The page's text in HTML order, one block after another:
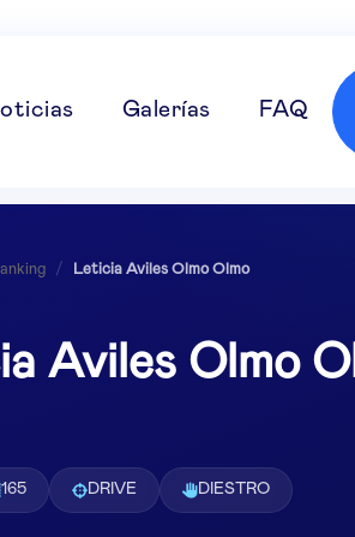
Galerías FAQ
/ Leticia Aviles Olmo Olmo
Aviles Olmo
165 DRIVE DIESTRO